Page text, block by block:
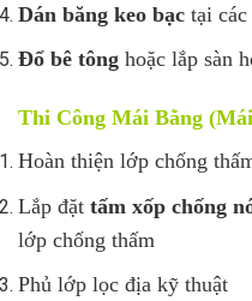
Dán băng keo bạc tại
Đổ bê tông hoặc lắp sàn
Thi Công Mái Bằng
Hoàn thiện lớp chống
Lắp đặt tấm xốp chống
lớp chống thấm
Phủ lớp lọc địa kỹ thuật